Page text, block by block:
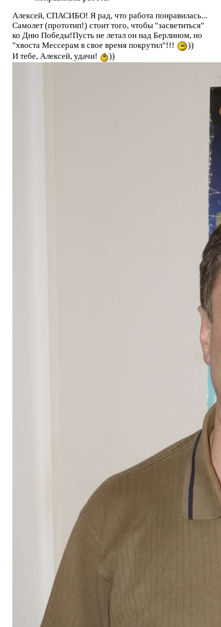
Алексей, СПАСИБО! Я рад, что работа понравилась...
Самолет (прототип!) стоит того, чтобы "засветиться"
ко Дню Победы!Пусть не летал он над Берлином, но
"хвоста Мессерам в свое время покрутил"!!!
))
И тебе, Алексей, удачи!
))